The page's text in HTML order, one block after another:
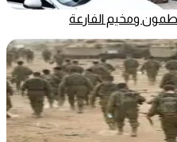
طمون ومخيم الفارعة